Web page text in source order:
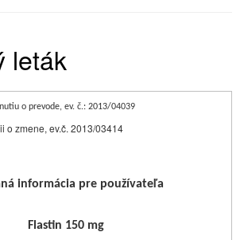
leták
o prevode, ev. č.: 2013/04039
o zmene, ev.č. 2013/03414
informácia pre používateľa
Flastin 150 mg